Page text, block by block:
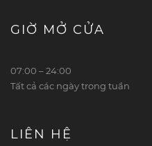
GIỜ MỞ CỬA
07:00 – 24:00
Tất cả các ngày trong tuần
LIÊN HỆ